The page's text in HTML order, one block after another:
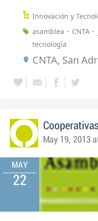
Innovación y
asamblea
CNTA
tecnología
CNTA, San
May 19, 2013
MAY
22